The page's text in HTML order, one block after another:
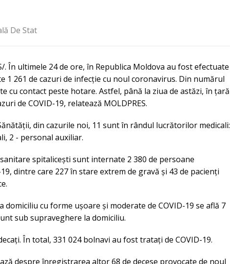
De Stat
. În ultimele 24 de ore, în Republica Moldova au fost efectuate
1 261 de cazuri de infecție cu noul coronavirus. Din numărul
cu contact peste hotare. Astfel, până la ziua de astăzi, în țară
de COVID-19, relatează MOLDPRES.
din cazurile noi, 11 sunt în rândul lucrătorilor medicali:
2 - personal auxiliar.
spitalicești sunt internate 2 380 de persoane
dintre care 227 în stare extrem de gravă și 43 de pacienți
cu forme ușoare și moderate de COVID-19 se află 7
sub supraveghere la domiciliu.
În total, 331 024 bolnavi au fost tratați de COVID-19.
despre înregistrarea altor 68 de decese provocate de noul